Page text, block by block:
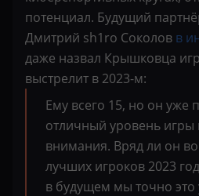
потенциал. Будущий
Дмитрий sh1ro Соколов в
даже назвал Крышковца
выстрелит в 2023-м:
Ему всего 15, но он уже
отличный уровень игры
внимания. Вряд ли он
лучших игроков 2023
в будущем мы точно это